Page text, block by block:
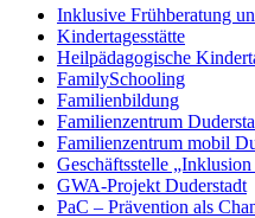
Inklusive Frühberatung
Kindertagesstätte
Heilpädagogische
FamilySchooling
Familienbildung
Familienzentrum
Familienzentrum mobil
Geschäftsstelle
GWA-Projekt Duderstadt
PaC – Prävention als